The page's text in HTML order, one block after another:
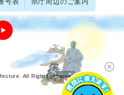
All Rights reserved.